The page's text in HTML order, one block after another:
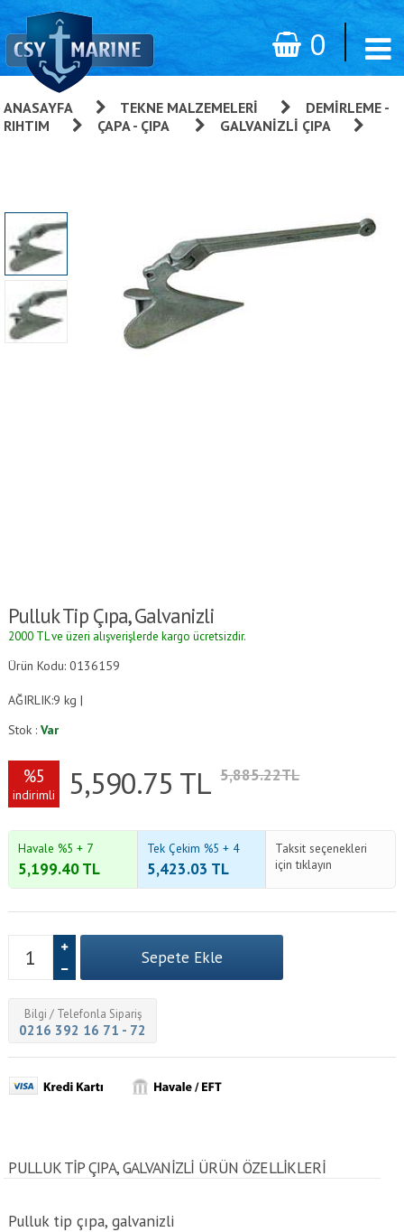
0
ANASAYFA TEKNE MALZEMELERI
DEMIRLEME -
RIHTIM
ÇAPA - ÇIPA GALVANIZLI ÇIPA
Pulluk Tip Çıpa, Galvanizli
2000 TL ve üzeri alışverişlerde kargo ücretsizdir.
Ürün Kodu: 0136159
AĞIRLIK:9 kg |
Stok :Var
%5
indirimli 5,590.75 TL 5,885.22TL
Havale %5 + 7
5,199.40TL
Tek Çekim %5 + 4
5,423.03 TL
Taksit seçenekleri
için tıklayın
Bilgi / Telefonla Sipariş
0216 392 16 71 - 72
PULLUK TIP ÇIPA, GALVANIZLI ÜRÜN ÖZELLİKLERİ
Pulluk tip çıpa, galvanizli